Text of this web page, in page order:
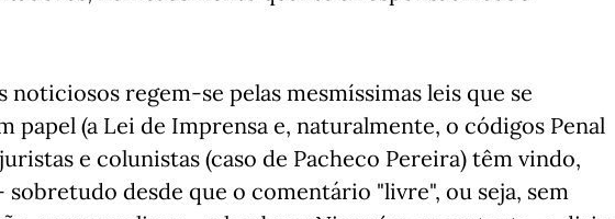
noticiosos regem-se pelas mesmíssimas leis que se
papel (a Lei de Imprensa e, naturalmente, o códigos Penal
e colunistas (caso de Pacheco Pereira) têm vindo,
desde que o comentário "livre", ou seja, sem